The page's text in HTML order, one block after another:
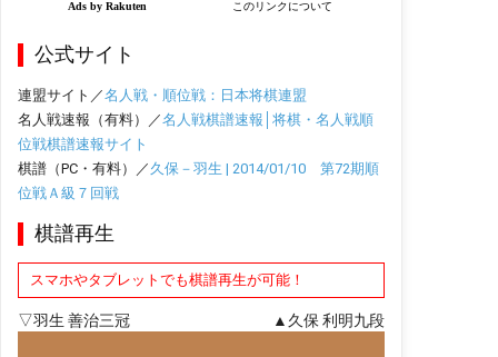
公式サイト
連盟サイト／名人戦・順位戦：日本将棋連盟
名人戦速報（有料）／名人戦棋譜速報│将棋・名人戦順
位戦棋譜速報サイト
棋譜（PC・有料）／ 久保－羽生 | 2014/01/10 第72期順
位戦Ａ級７回戦
棋譜再生
スマホやタブレットでも棋譜再生が可能！
▽羽生 善治三冠 ▲久保 利明九段